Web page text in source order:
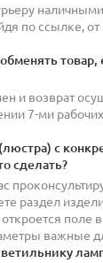
по ссылке,
товар,
и возврат
7-ми
с
сделать?
раздел
поле
важные